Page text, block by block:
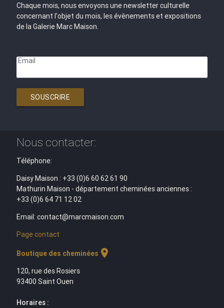
Chaque mois, nous envoyons une newsletter culturelle
concernant l'objet du mois, les évènements et expositions
de la Galerie Marc Maison.
Email
SOUSCRIRE
Nous contacter:
Téléphone:
Daisy Maison : +33 (0)6 60 62 61 90
Mathurin Maison - département cheminées anciennes :
+33 (0)6 64 71 12 02
Email: contact@marcmaison.com
Page contact
Boutique des cheminées location_on
120, rue des Rosiers
93400 Saint Ouen
Horaires :